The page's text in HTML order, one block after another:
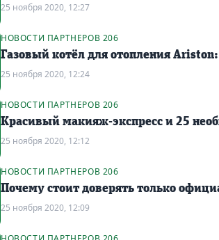
25 ноября 2020, 12:27
НОВОСТИ ПАРТНЕРОВ 206
Газовый котёл для отопления
25 ноября 2020, 12:24
НОВОСТИ ПАРТНЕРОВ 206
Красивый макияж-экспресс и 25
25 ноября 2020, 12:12
НОВОСТИ ПАРТНЕРОВ 206
Почему стоит доверять только
25 ноября 2020, 12:09